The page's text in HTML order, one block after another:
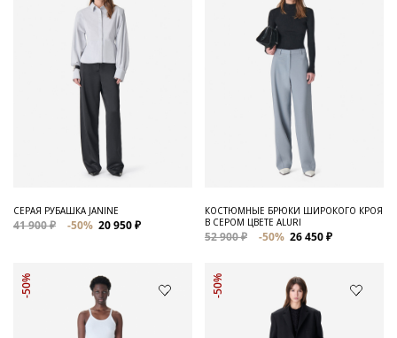
СЕРАЯ РУБАШКА JANINE
41 900 ₽ -50% 20 950 ₽
КОСТЮМНЫЕ БРЮКИ ШИРОКОГО КРОЯ
В СЕРОМ ЦВЕТЕ ALURI
52 900 ₽ -50% 26 450 ₽
-50% -50%